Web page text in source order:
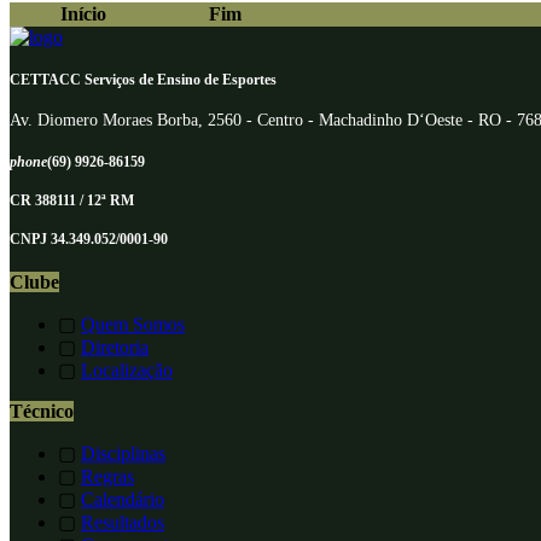
Início
Fim
CETTACC Serviços de Ensino de Esportes
Av. Diomero Moraes Borba, 2560 - Centro - Machadinho D‘Oeste - RO -
phone(69) 9926-86159
CR 388111 / 12ª RM
CNPJ 34.349.052/0001-90
Clube
▢ Quem Somos
▢ Diretoria
▢ Localização
Técnico
▢ Disciplinas
▢ Regras
▢ Calendário
▢ Resultados